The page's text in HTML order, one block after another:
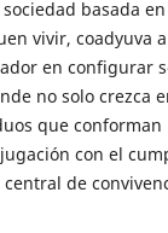
basada
vivir, coadyuva
en configurar
no solo crezca
que conforman
con el
de